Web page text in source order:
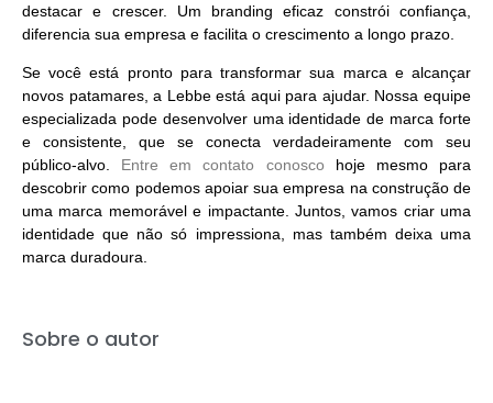
destacar e crescer. Um branding eficaz constrói confiança,
diferencia sua empresa e facilita o crescimento a longo prazo.
Se você está pronto paratransformar sua marca e alcançar
novos patamares, a Lebbe está aqui para ajudar. Nossa equipe
especializada pode desenvolver uma identidade de marca forte
e consistente, que se conecta verdadeiramente com seu
público-alvo. Entre em contato conosco hoje mesmo para
descobrir como podemos apoiar sua empresa na construção de
uma marca memorável e impactante. Juntos, vamos criar uma
identidade que não só impressiona, mas também deixa uma
marca duradoura.
Sobre o autor